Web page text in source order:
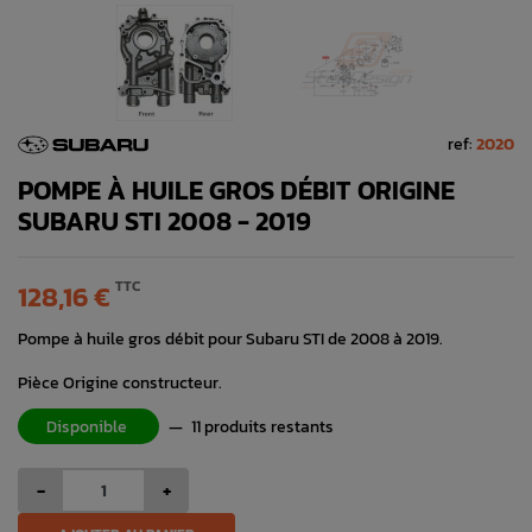
ref:2020
POMPE À HUILE GROS DÉBIT ORIGINE
SUBARU STI 2008 - 2019
128,16 € TTC
Pompe à huile gros débit pour Subaru STI de 2008 à 2019.
Pièce Origine constructeur.
Disponible
— 11 produits restants
- +